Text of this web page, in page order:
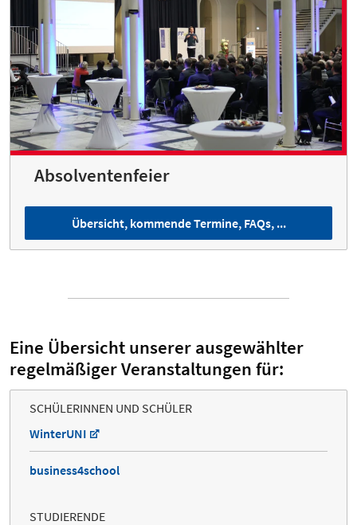
Absolventenfeier
Übersicht, kommende Termine, FAQs, ...
Eine Übersicht unserer ausgewählter
regelmäßiger Veranstaltungen für:
SCHÜLERINNEN UND SCHÜLER
WinterUNI
business4school
STUDIERENDE